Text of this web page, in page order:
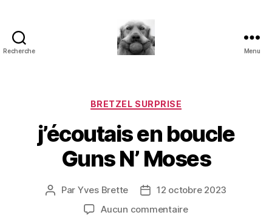
Recherche
paradoxe
fleur
Menu
Catégories
BRETZEL SURPRISE
j’écoutais en boucle
Guns N’ Moses
Auteur
Par Yves Brette
Date12 octobre 2023
Aucun commentairesur